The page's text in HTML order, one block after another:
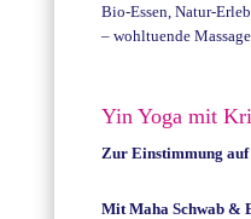
Bio-Essen, Natur-
– wohltuende
Yin Yoga mit
Zur Einstimmung auf
Mit Maha Schwab &